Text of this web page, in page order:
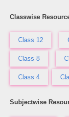
Classwise
Class 12
Class 8
Class 4
Subjectwise